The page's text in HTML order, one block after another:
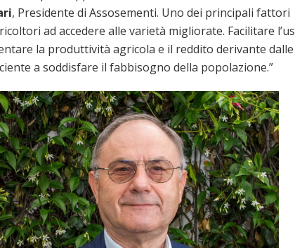
, Presidente di Assosementi. Uno dei principali fattori
ad accedere alle varietà migliorate. Facilitare
la produttività agricola e il reddito derivante dalle
a soddisfare il fabbisogno della popolazione.”